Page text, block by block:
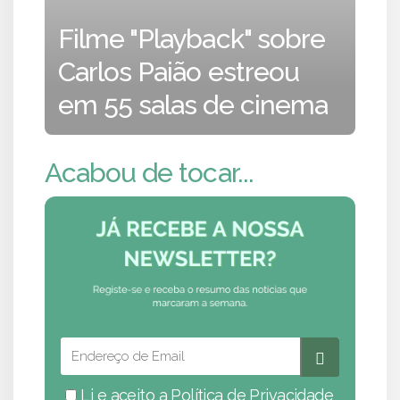
Filme "Playback" sobre
Carlos Paião estreou
em 55 salas de cinema
Acabou de tocar...
Li e aceito a Política de Privacidade